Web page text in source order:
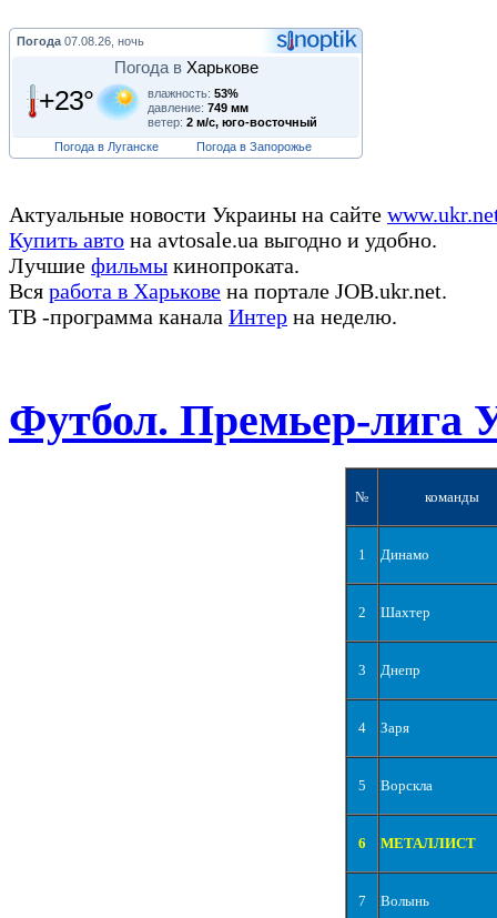
Погода 07.08.26, ночь
Погода в Харькове
+23° влажность: 53%
давление: 749 мм
ветер: 2 м/с, юго-восточный
Погода в Луганске
Погода в Запорожье
Актуальные новости Украины на сайте
Купить авто на avtosale.ua выгодно и удобно.
Лучшие фильмы кинопроката.
Вся работа в Харькове на портале JOB.ukr.net.
ТВ -программа канала Интер на неделю.
Футбол. Премьер-лига
№ команды
1 Динамо
2 Шахтер
3 Днепр
4 Заря
5 Ворскла
6 МЕТАЛЛИСТ
7 Волынь